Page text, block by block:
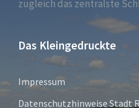
zugleich das zentralste
Das Kleingedruckte
Impressum
Datenschutzhinweise Stadt